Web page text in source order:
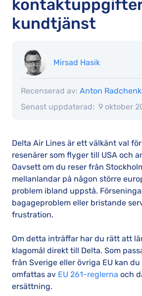
kundtjänst
Mirsad Hasik
Senast uppdaterad: 9 oktober
Recenserad av: Anton
Delta Air Lines är ett välkänt val
resenärer som flyger till USA och
Oavsett om du reser från
mellanlandar på någon större
problem ibland uppstå.
bagageproblem eller bristande
frustration.
Om detta inträffar har du rätt att
klagomål direkt till Delta. Som
från Sverige eller övriga EU kan
omfattas av EU 261-reglerna och
ersättning.